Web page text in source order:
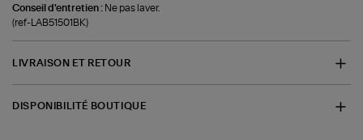
Conseil d'entretien : Ne pas laver.
(ref-LAB51501BK)
LIVRAISON ET RETOUR
DISPONIBILITÉ BOUTIQUE